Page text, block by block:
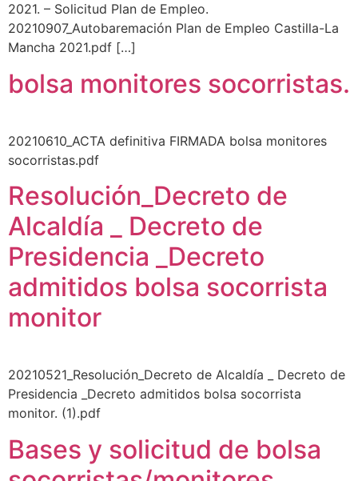
2021. – Solicitud Plan de Empleo.
20210907_Autobaremación Plan de Empleo Castilla-La
Mancha 2021.pdf […]
bolsa monitores socorristas.
20210610_ACTA definitiva FIRMADA bolsa monitores
socorristas.pdf
Resolución_Decreto de
Alcaldía _ Decreto de
Presidencia _Decreto
admitidos bolsa socorrista
monitor
20210521_Resolución_Decreto de Alcaldía _ Decreto de
Presidencia _Decreto admitidos bolsa socorrista
monitor. (1).pdf
Bases y solicitud de bolsa